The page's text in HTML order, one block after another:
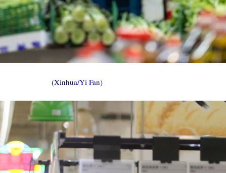
(Xinhua/Yi Fan)